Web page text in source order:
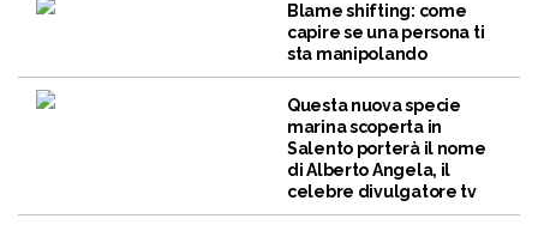
Blame shifting: come
capire se una persona ti
sta manipolando
Questa nuova specie
marina scoperta in
Salento porterà il nome
di Alberto Angela, il
celebre divulgatore tv